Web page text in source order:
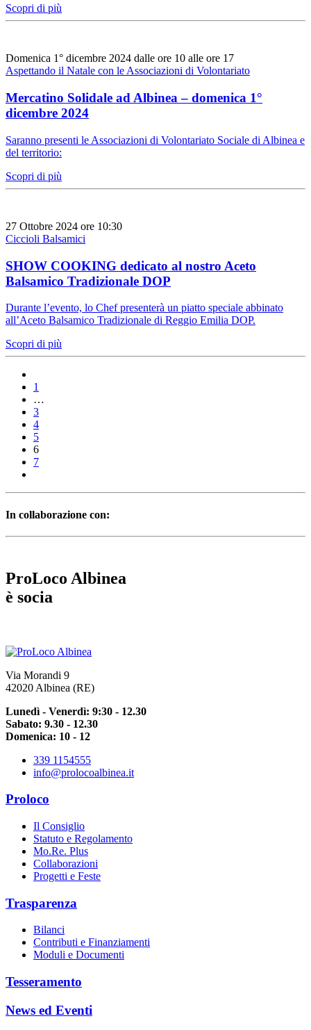
Scopri di più
Domenica 1° dicembre 2024 dalle ore 10 alle ore 17
Aspettando il Natale con le Associazioni di Volontariato
Mercatino Solidale ad Albinea – domenica 1°
dicembre 2024
Saranno presenti le Associazioni di Volontariato Sociale di Albinea e
del territorio:
Scopri di più
27 Ottobre 2024 ore 10:30
Ciccioli Balsamici
SHOW COOKING dedicato al nostro Aceto
Balsamico Tradizionale DOP
Durante l’evento, lo Chef presenterà un piatto speciale abbinato
all’Aceto Balsamico Tradizionale di Reggio Emilia DOP.
Scopri di più
1
…
3
4
5
6
7
In collaborazione con:
ProLoco Albinea
è socia
Via Morandi 9
42020 Albinea (RE)
Lunedì - Venerdì: 9:30 - 12.30
Sabato: 9.30 - 12.30
Domenica: 10 - 12
339 1154555
info@prolocoalbinea.it
Proloco
Il Consiglio
Statuto e Regolamento
Mo.Re. Plus
Collaborazioni
Progetti e Feste
Trasparenza
Bilanci
Contributi e Finanziamenti
Moduli e Documenti
Tesseramento
News ed Eventi